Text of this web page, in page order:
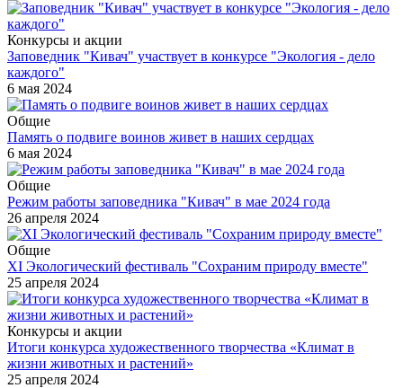
Конкурсы и акции
Заповедник "Кивач" участвует в конкурсе "Экология - дело
каждого"
6 мая 2024
Общие
Память о подвиге воинов живет в наших сердцах
6 мая 2024
Общие
Режим работы заповедника "Кивач" в мае 2024 года
26 апреля 2024
Общие
XI Экологический фестиваль "Сохраним природу вместе"
25 апреля 2024
Конкурсы и акции
Итоги конкурса художественного творчества «Климат в
жизни животных и растений»
25 апреля 2024